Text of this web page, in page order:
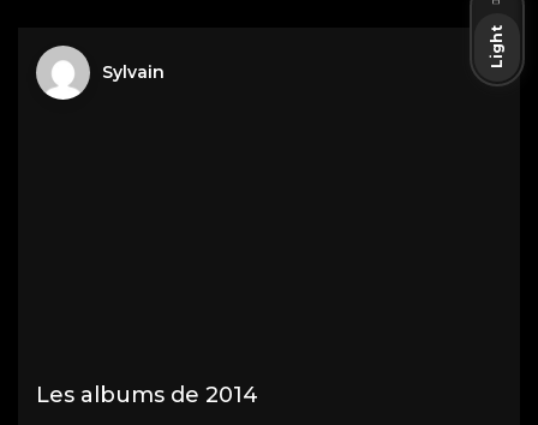
Sylvain
Les albums de 2014
Light